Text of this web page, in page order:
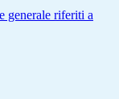
generale riferiti a